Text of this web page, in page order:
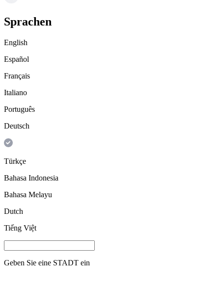
Sprachen
English
Español
Français
Italiano
Português
Deutsch
Türkçe
Bahasa Indonesia
Bahasa Melayu
Dutch
Tiếng Việt
Geben Sie eine STADT ein